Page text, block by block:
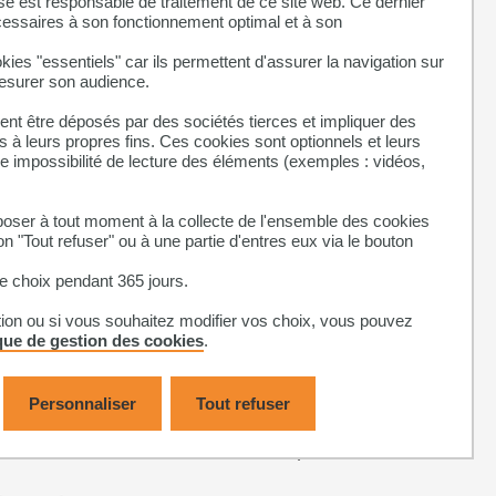
à son fonctionnement optimal et à son
"essentiels" car ils permettent d'assurer la navigation sur
son audience.
être déposés par des sociétés tierces et impliquer des
à leurs propres fins. Ces cookies sont optionnels et leurs
impossibilité de lecture des éléments (exemples : vidéos,
à tout moment à la collecte de l'ensemble des cookies
"Tout refuser" ou à une partie d'entres eux via le bouton
choix pendant 365 jours.
ou si vous souhaitez modifier vos choix, vous pouvez
de gestion des cookies.
Tout refuser
Personnaliser